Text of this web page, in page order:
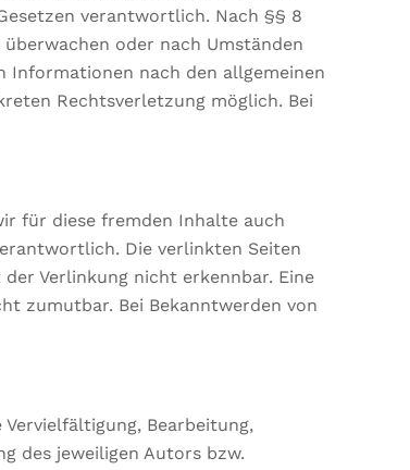
verantwortlich. Nach §§ 8
oder nach Umständen
Informationen nach den allgemeinen
Rechtsverletzung möglich. Bei
für diese fremden Inhalte auch
Die verlinkten Seiten
Verlinkung nicht erkennbar. Eine
zumutbar. Bei Bekanntwerden von
Bearbeitung,
des jeweiligen Autors bzw.